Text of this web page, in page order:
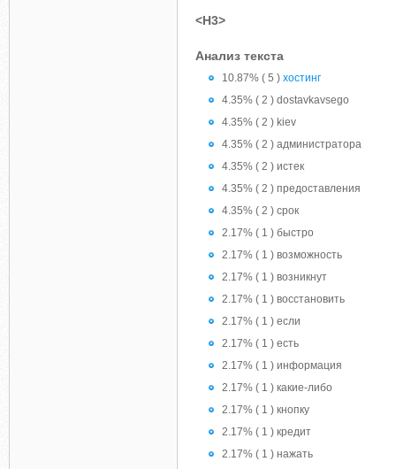
<H3>
Анализ текста
10.87% ( 5 ) хостинг
4.35% ( 2 ) dostavkavsego
4.35% ( 2 ) kiev
4.35% ( 2 ) администратора
4.35% ( 2 ) истек
4.35% ( 2 ) предоставления
4.35% ( 2 ) срок
2.17% ( 1 ) быстро
2.17% ( 1 ) возможность
2.17% ( 1 ) возникнут
2.17% ( 1 ) восстановить
2.17% ( 1 ) если
2.17% ( 1 ) есть
2.17% ( 1 ) информация
2.17% ( 1 ) какие-либо
2.17% ( 1 ) кнопку
2.17% ( 1 ) кредит
2.17% ( 1 ) нажать